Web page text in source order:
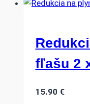
fľašu 2
15.90 €